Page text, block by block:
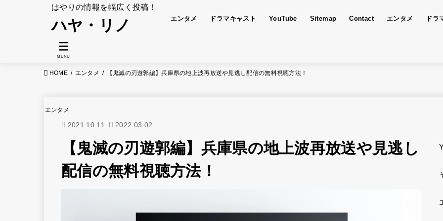
はやりの情報を幅広く投稿！
ハヤ・リノ エンタメ ドラマキャスト YouTube Sitemap Contact エンタメ ドラ
MENU
HOME エンタメ 【鬼滅の刃遊郭編】兵庫県の地上波再放送や見逃し配信の無料視聴方法！
エンタメ
2021.10.11 2022.03.02
【鬼滅の刃遊郭編】兵庫県の地上波再放送や見逃し
配信の無料視聴方法！